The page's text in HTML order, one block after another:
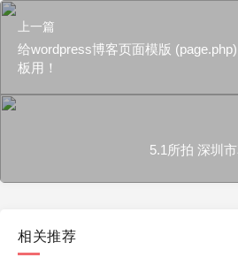
上一篇
给wordpress博客页面模版
板用！
5.1所拍 深圳
相关推荐